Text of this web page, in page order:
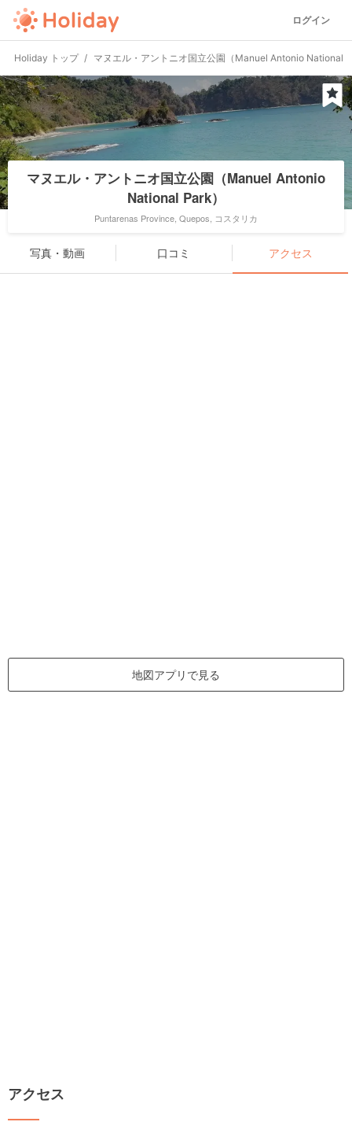
ログイン
Holiday トップ マヌエル・アントニオ国立公園（Manuel Antonio National
マヌエル・アントニオ国立公園（Manuel Antonio
National Park）
Puntarenas Province, Quepos, コスタリカ
写真・動画 口コミ アクセス
地図アプリで見る
アクセス